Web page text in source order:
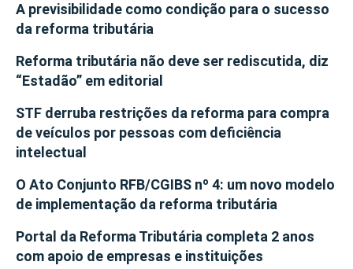
A previsibilidade como condição para o sucesso
da reforma tributária
Reforma tributária não deve ser rediscutida, diz
“Estadão” em editorial
STF derruba restrições da reforma para compra
de veículos por pessoas com deficiência
intelectual
O Ato Conjunto RFB/CGIBS nº 4: um novo modelo
de implementação da reforma tributária
Portal da Reforma Tributária completa 2 anos
com apoio de empresas e instituições